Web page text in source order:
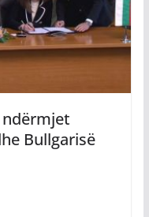
Bullgarisë